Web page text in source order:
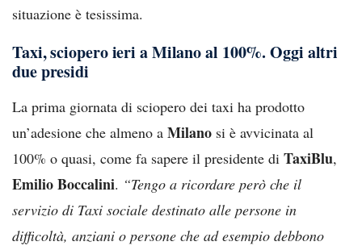
situazione è tesissima.
Taxi, sciopero ieri a Milano al 100%. Oggi altri
due presidi
La prima giornata di sciopero dei taxi ha prodotto
un’adesione che almeno a Milano si è avvicinata al
100% o quasi, come fa sapere il presidente di TaxiBlu,
Emilio Boccalini. “Tengo a ricordare però che il
servizio di Taxi sociale destinato alle persone in
difficoltà, anziani o persone che ad esempio debbono